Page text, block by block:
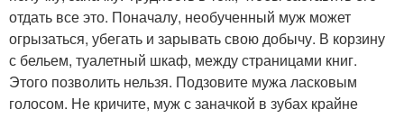
отдать все это. Поначалу, необученный муж может
огрызаться, убегать и зарывать свою добычу. В корзину
с бельем, туалетный шкаф, между страницами книг.
Этого позволить нельзя. Подзовите мужа ласковым
голосом. Не кричите, муж с заначкой в зубах крайне